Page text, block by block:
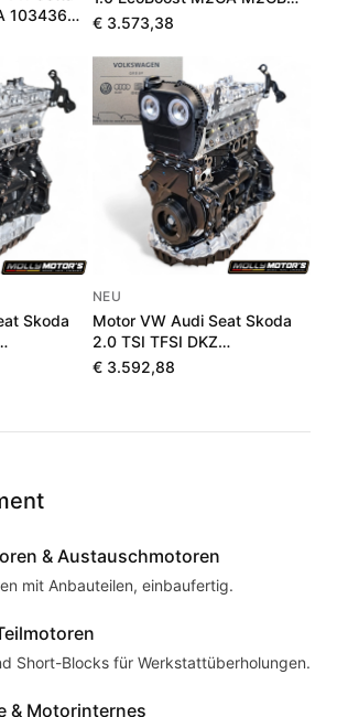
103436
1897601
€ 3.573,38
Skoda
NEU
Motor VW Audi Seat Skoda
2.0 TSI TFSI DKZ
06K100040F
€ 3.592,88
& Austauschmotoren
mit Anbauteilen, einbaufertig.
Short-Blocks für Werkstattüberholungen.
& Motorinternes